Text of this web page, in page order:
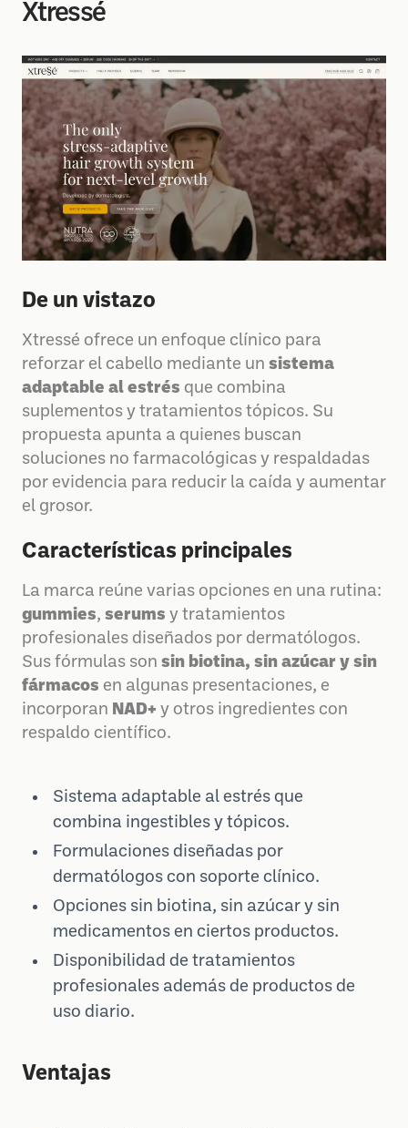
Xtressé
De un vistazo
Xtressé ofrece un enfoque clínico para
reforzar el cabello mediante un sistema
adaptable al estrés que combina
suplementos y tratamientos tópicos. Su
propuesta apunta a quienes buscan
soluciones no farmacológicas y respaldadas
por evidencia para reducir la caída y aumentar
el grosor.
Características principales
La marca reúne varias opciones en una rutina:
gummies, serums y tratamientos
profesionales diseñados por dermatólogos.
Sus fórmulas son sin biotina, sin azúcar y sin
fármacos en algunas presentaciones, e
incorporan NAD+ y otros ingredientes con
respaldo científico.
Sistema adaptable al estrés que
combina ingestibles y tópicos.
Formulaciones diseñadas por
dermatólogos con soporte clínico.
Opciones sin biotina, sin azúcar y sin
medicamentos en ciertos productos.
Disponibilidad de tratamientos
profesionales además de productos de
uso diario.
Ventajas